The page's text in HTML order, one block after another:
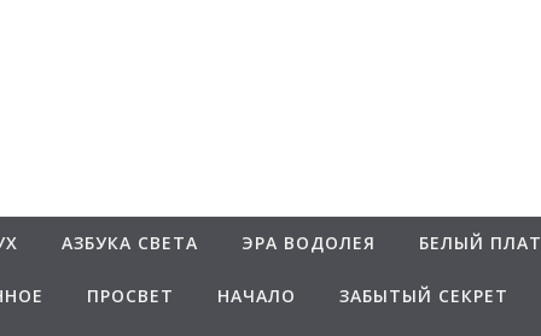
АЗБУКА СВЕТА ЭРА ВОДОЛЕЯ БЕЛЫЙ ПЛАТ
ПРОСВЕТ НАЧАЛО ЗАБЫТЫЙ СЕКРЕТ